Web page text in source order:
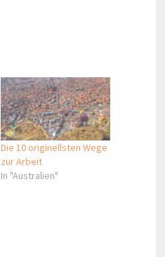
Die 10 originellsten Wege
zur Arbeit
In "Australien"